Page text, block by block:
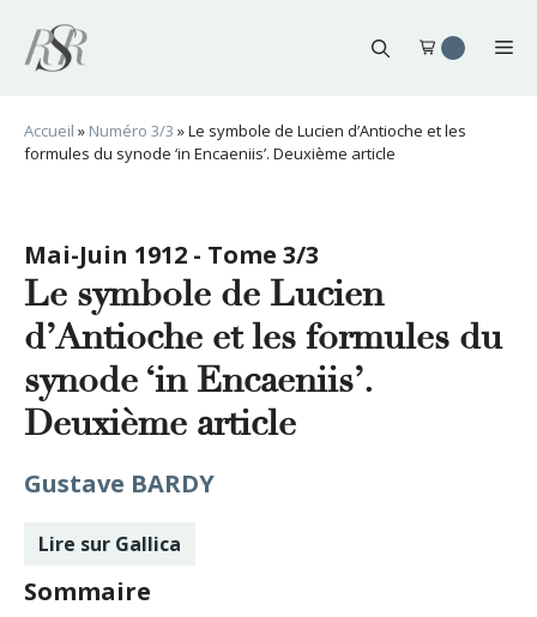
contenu
Accueil » Numéro 3/3 »Le symbole de Lucien d’Antioche et les
formules du synode ‘in Encaeniis’. Deuxième article
Mai-Juin 1912 - Tome 3/3
Le symbole de Lucien
d’Antioche et les formules du
synode ‘in Encaeniis’.
Deuxième article
Gustave BARDY
Lire sur Gallica
Sommaire